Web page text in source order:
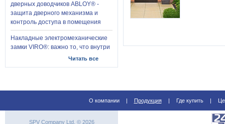
дверных доводчиков ABLOY® -
защита дверного механизма и
контроль доступа в помещения
Накладные электромеханические
замки VIRO®: важно то, что внутри
Читать все
О компании | Продукция | Где купить |
SPV Company Ltd. © 2026